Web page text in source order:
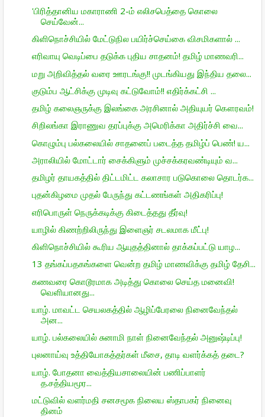
'பிரித்தானிய மகாராணி 2-ம் எலிசபெத்தை கொலை
செய்வேன்...
கிளிநொச்சியில் மேட்டுநில பயிர்ச்செய்கை விசமிகளால் ...
எரிவாயு வெடிப்பை தடுக்க புதிய சாதனம்! தமிழ் மாணவரி...
மறு அறிவித்தல் வரை ஊரடங்கு!! முடங்கியது இந்திய தலை...
குடும்ப ஆட்சிக்கு முடிவு கட்டுவோம்!! எதிர்க்கட்சி ...
தமிழ் கலைஞருக்கு இலங்கை அரசினால் அதியுயர் கௌரவம்!
சிறிலங்கா இராணுவ தரப்புக்கு அமெரிக்கா அதிர்ச்சி வை...
கொழும்பு பல்கலையில் சாதனைப் படைத்த தமிழ்ப் பெண்! ய...
அராலியில் மோட்டார் சைக்கிளும் முச்சக்கரவண்டியும் வ...
தமிழர் தாயகத்தில் திட்டமிட்ட கலாசார படுகொலை தொடர்க...
புதன்கிழமை முதல் பேருந்து கட்டணங்கள் அதிகரிப்பு!
எரிபொருள் நெருக்கடிக்கு கிடைத்தது தீர்வு!
யாழில் கிணற்றிலிருந்து இளைஞர் சடலமாக மீட்பு!
கிளிநொச்சியில் கூரிய ஆயுதத்தினால் தாக்கப்பட்டு யாழ...
13 தங்கப்பதகங்களை வென்ற தமிழ் மாணவிக்கு தமிழ் தேசி...
கணவரை கொடூரமாக அடித்து கொலை செய்த மனைவி!
வெளியானது...
யாழ். மாவட்ட செயலகத்தில் ஆழிப்பேரலை நினைவேந்தல்
அன...
யாழ். பல்கலையில் சுனாமி நாள் நினைவேந்தல் அனுஷ்டிப்பு!
புலனாய்வு உத்தியோகத்தர்கள் மீசை, தாடி வளர்க்கத் தடை?
யாழ். போதனா வைத்தியசாலையின் பணிப்பாளர்
த.சத்தியமூர...
மட்டுவில் வளர்மதி சனசமூக நிலைய ஸ்தாபகர் நினைவு
தினம்